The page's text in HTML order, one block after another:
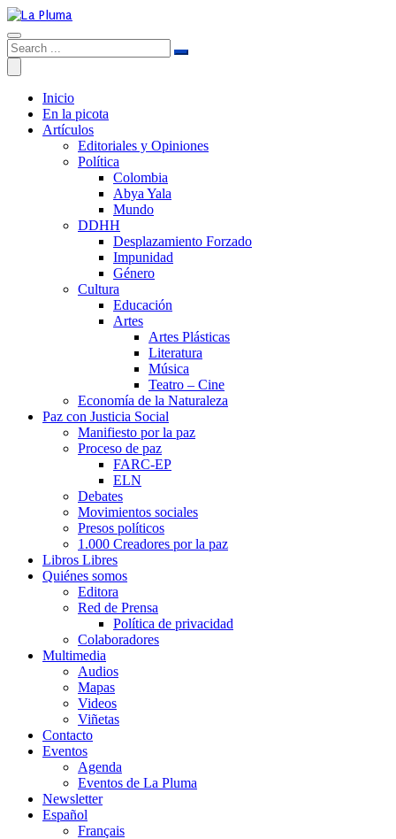
Inicio
En la picota
Artículos
Editoriales y Opiniones
Política
Colombia
Abya Yala
Mundo
DDHH
Desplazamiento Forzado
Impunidad
Género
Cultura
Educación
Artes
Artes Plásticas
Literatura
Música
Teatro – Cine
Economía de la Naturaleza
Paz con Justicia Social
Manifiesto por la paz
Proceso de paz
FARC-EP
ELN
Debates
Movimientos sociales
Presos políticos
1.000 Creadores por la paz
Libros Libres
Quiénes somos
Editora
Red de Prensa
Política de privacidad
Colaboradores
Multimedia
Audios
Mapas
Videos
Viñetas
Contacto
Eventos
Agenda
Eventos de La Pluma
Newsletter
Español
Français